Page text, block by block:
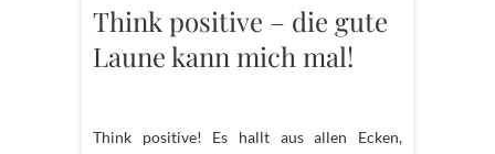
Think positive – die gute
Laune kann mich mal!
Think positive! Es hallt aus allen Ecken,